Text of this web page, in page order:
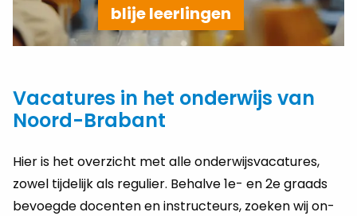
Vacatures in het onderwijs van
Noord-Brabant
Hier is het over­zicht met alle on­der­wijs­va­ca­tu­res,
zowel tij­de­lijk als re­gu­lier. Be­hal­ve 1e- en 2e graads
be­voeg­de do­cen­ten en instructeurs, zoe­ken wij on­
blije leerlingen